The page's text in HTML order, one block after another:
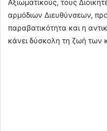
Αξιωματικούς, τους
αρμόδιων Διευθύνσεων,
παραβατικότητα και η
κάνει δύσκολη τη ζωή των